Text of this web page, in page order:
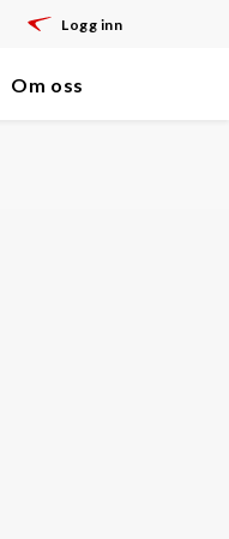
Logg inn
Om oss